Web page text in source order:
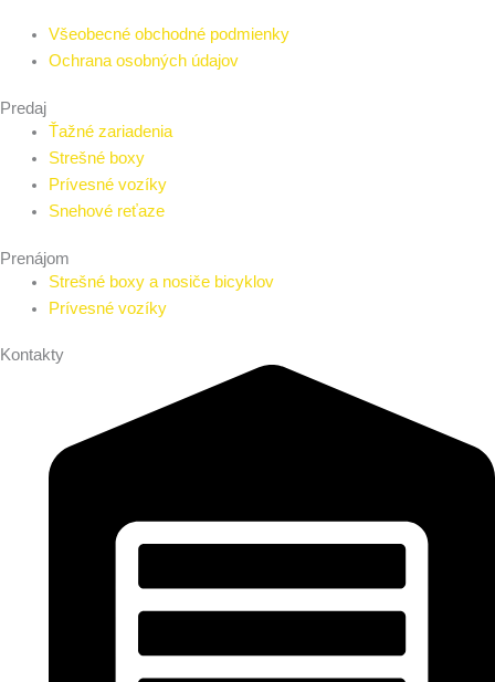
Všeobecné obchodné podmienky
Ochrana osobných údajov
Predaj
Ťažné zariadenia
Strešné boxy
Prívesné vozíky
Snehové reťaze
Prenájom
Strešné boxy a nosiče bicyklov
Prívesné vozíky
Kontakty